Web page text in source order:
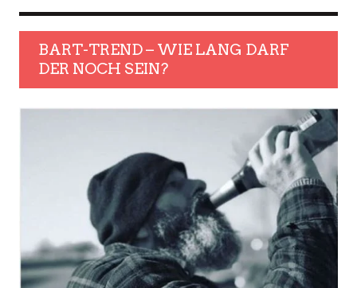
BART-TREND – WIE LANG DARF
DER NOCH SEIN?